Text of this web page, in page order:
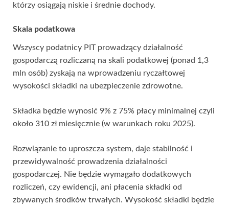
którzy osiągają niskie i średnie dochody.
Skala podatkowa
Wszyscy podatnicy PIT prowadzący działalność
gospodarczą rozliczaną na skali podatkowej (ponad 1,3
mln osób) zyskają na wprowadzeniu ryczałtowej
wysokości składki na ubezpieczenie zdrowotne.
Składka będzie wynosić 9% z 75% płacy minimalnej czyli
około 310 zł miesięcznie (w warunkach roku 2025).
Rozwiązanie to uproszcza system, daje stabilność i
przewidywalność prowadzenia działalności
gospodarczej. Nie będzie wymagało dodatkowych
rozliczeń, czy ewidencji, ani płacenia składki od
zbywanych środków trwałych. Wysokość składki będzie